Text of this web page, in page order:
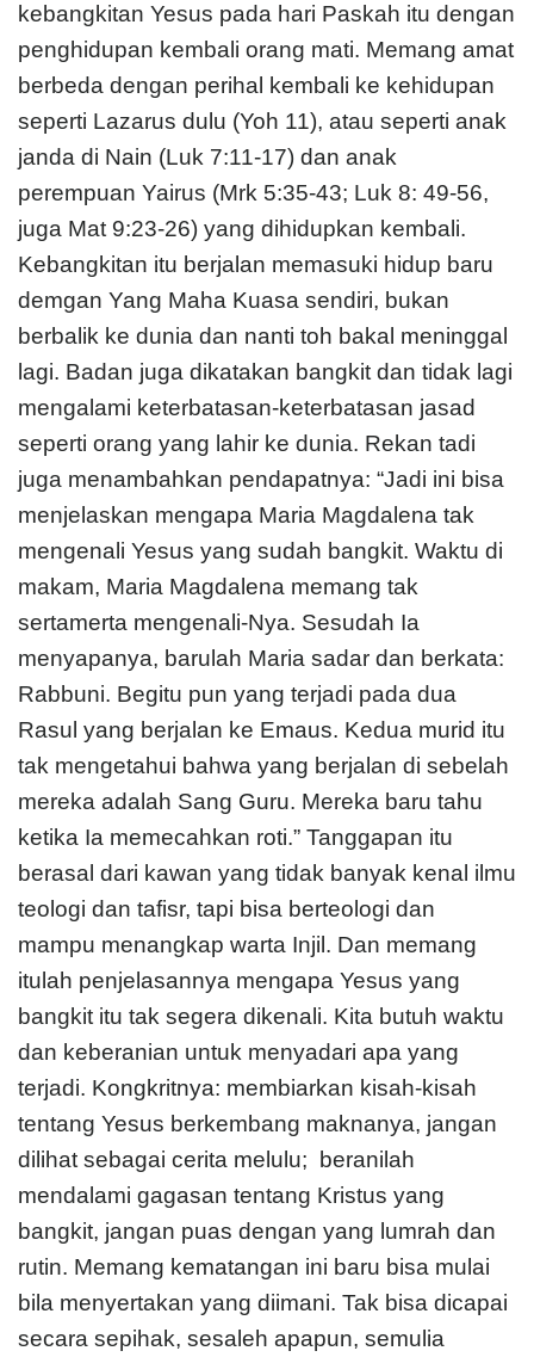
kebangkitan Yesus pada hari Paskah itu dengan
penghidupan kembali orang mati. Memang amat
berbeda dengan perihal kembali ke kehidupan
seperti Lazarus dulu (Yoh 11), atau seperti anak
janda di Nain (Luk 7:11-17) dan anak
perempuan Yairus (Mrk 5:35-43; Luk 8: 49-56,
juga Mat 9:23-26) yang dihidupkan kembali.
Kebangkitan itu berjalan memasuki hidup baru
demgan Yang Maha Kuasa sendiri, bukan
berbalik ke dunia dan nanti toh bakal meninggal
lagi. Badan juga dikatakan bangkit dan tidak lagi
mengalami keterbatasan-keterbatasan jasad
seperti orang yang lahir ke dunia. Rekan tadi
juga menambahkan pendapatnya: “Jadi ini bisa
menjelaskan mengapa Maria Magdalena tak
mengenali Yesus yang sudah bangkit. Waktu di
makam, Maria Magdalena memang tak
sertamerta mengenali-Nya. Sesudah Ia
menyapanya, barulah Maria sadar dan berkata:
Rabbuni. Begitu pun yang terjadi pada dua
Rasul yang berjalan ke Emaus. Kedua murid itu
tak mengetahui bahwa yang berjalan di sebelah
mereka adalah Sang Guru. Mereka baru tahu
ketika Ia memecahkan roti.” Tanggapan itu
berasal dari kawan yang tidak banyak kenal ilmu
teologi dan tafisr, tapi bisa berteologi dan
mampu menangkap warta Injil. Dan memang
itulah penjelasannya mengapa Yesus yang
bangkit itu tak segera dikenali. Kita butuh waktu
dan keberanian untuk menyadari apa yang
terjadi. Kongkritnya: membiarkan kisah-kisah
tentang Yesus berkembang maknanya, jangan
dilihat sebagai cerita melulu; beranilah
mendalami gagasan tentang Kristus yang
bangkit, jangan puas dengan yang lumrah dan
rutin. Memang kematangan ini baru bisa mulai
bila menyertakan yang diimani. Tak bisa dicapai
secara sepihak, sesaleh apapun, semulia